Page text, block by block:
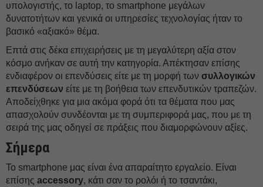
υπολογιστής, το laptop, το smartphone μεγάλων
δυνατοτήτων και γενικά οι υπηρεσίες τεχνολογίας ήταν το
βασικό «αξιακό» θέμα.
Επτά στις δέκα επιχειρήσεις με τη μεγαλύτερη αξία στον
κόσμο ανήκαν σε αυτή την κατηγορία. Απέκτησαν επίσης
ενδιαφέρον οι επενδύσεις είτε με τη μορφή των συλλογικών
επενδύσεων είτε με τη βοήθεια των επενδυτικών τραπεζών.
Αποδείχθηκε για μια ακόμα φορά ότι τα θέματα που μας
απασχολούν συνδέονται με τη συμπεριφορά μας, που με τη
σειρά της μας οδηγεί σε πράξεις που διαμορφώνουν αξίες.
Σήμερα
Το smartphone μας είναι ένα απαραίτητο εργαλείο. Είναι
επίσης accessory, κάτι σαν το ρολόι ή το τσαντάκι,